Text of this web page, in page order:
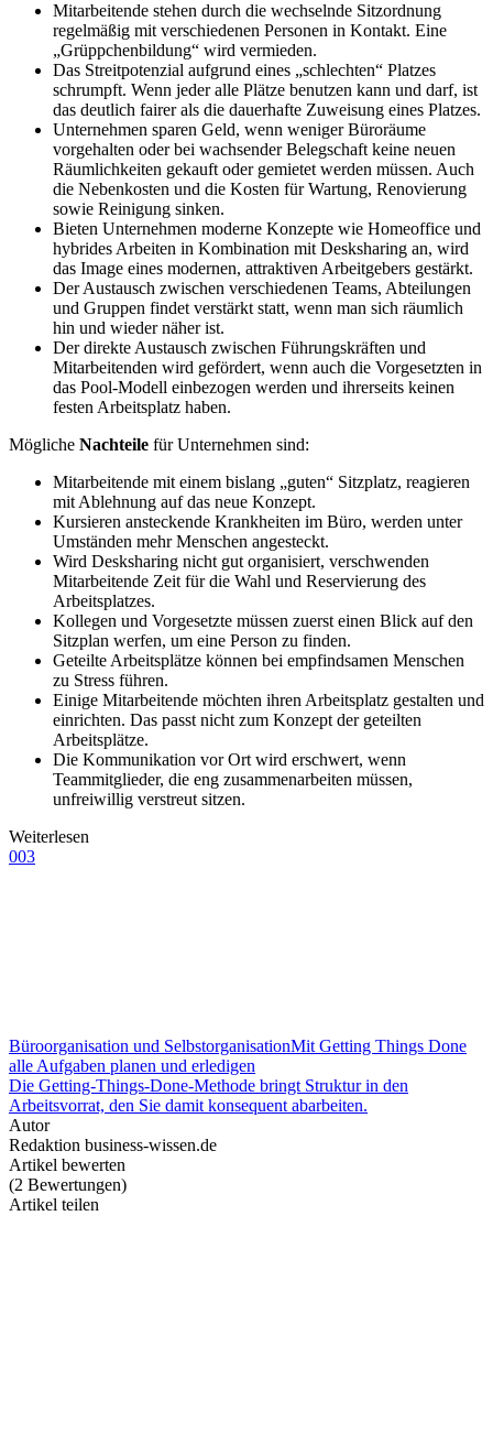
Mitarbeitende stehen durch die wechselnde Sitzordnung
regelmäßig mit verschiedenen Personen in Kontakt. Eine
„Grüppchenbildung“ wird vermieden.
Das Streitpotenzial aufgrund eines „schlechten“ Platzes
schrumpft. Wenn jeder alle Plätze benutzen kann und darf, ist
das deutlich fairer als die dauerhafte Zuweisung eines Platzes.
Unternehmen sparen Geld, wenn weniger Büroräume
vorgehalten oder bei wachsender Belegschaft keine neuen
Räumlichkeiten gekauft oder gemietet werden müssen. Auch
die Nebenkosten und die Kosten für Wartung, Renovierung
sowie Reinigung sinken.
Bieten Unternehmen moderne Konzepte wie Homeoffice und
hybrides Arbeiten in Kombination mit Desksharing an, wird
das Image eines modernen, attraktiven Arbeitgebers gestärkt.
Der Austausch zwischen verschiedenen Teams, Abteilungen
und Gruppen findet verstärkt statt, wenn man sich räumlich
hin und wieder näher ist.
Der direkte Austausch zwischen Führungskräften und
Mitarbeitenden wird gefördert, wenn auch die Vorgesetzten in
das Pool-Modell einbezogen werden und ihrerseits keinen
festen Arbeitsplatz haben.
Mögliche Nachteile für Unternehmen sind:
Mitarbeitende mit einem bislang „guten“ Sitzplatz, reagieren
mit Ablehnung auf das neue Konzept.
Kursieren ansteckende Krankheiten im Büro, werden unter
Umständen mehr Menschen angesteckt.
Wird Desksharing nicht gut organisiert, verschwenden
Mitarbeitende Zeit für die Wahl und Reservierung des
Arbeitsplatzes.
Kollegen und Vorgesetzte müssen zuerst einen Blick auf den
Sitzplan werfen, um eine Person zu finden.
Geteilte Arbeitsplätze können bei empfindsamen Menschen
zu Stress führen.
Einige Mitarbeitende möchten ihren Arbeitsplatz gestalten und
einrichten. Das passt nicht zum Konzept der geteilten
Arbeitsplätze.
Die Kommunikation vor Ort wird erschwert, wenn
Teammitglieder, die eng zusammenarbeiten müssen,
unfreiwillig verstreut sitzen.
Weiterlesen
003
Büroorganisation und SelbstorganisationMit Getting Things Done
alle Aufgaben planen und erledigen
Die Getting-Things-Done-Methode bringt Struktur in den
Arbeitsvorrat, den Sie damit konsequent abarbeiten.
Autor
Redaktion business-wissen.de
Artikel bewerten
(2 Bewertungen)
Artikel teilen